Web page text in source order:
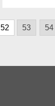
52 53 54